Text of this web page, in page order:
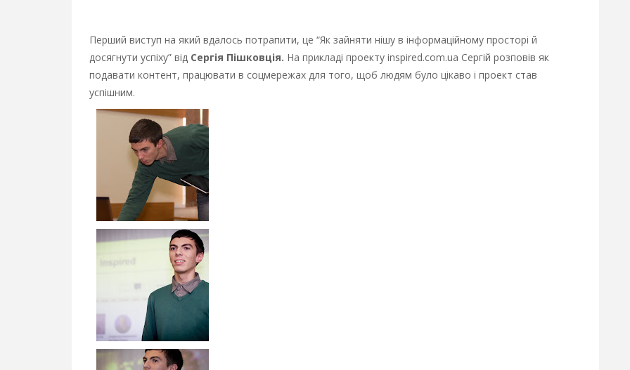
Перший виступ на який вдалось потрапити, це “Як зайняти нішу в інформаційному просторі й
досягнути успіху” від Сергія Пішковція. На прикладі проекту inspired.com.ua Сергій розповів як
подавати контент, працювати в соцмережах для того, щоб людям було цікаво і проект став
успішним.